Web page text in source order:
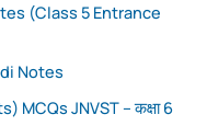
(Class 5 Entrance
Notes
MCQs JNVST – कक्षा 6